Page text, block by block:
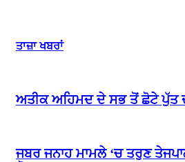
ਤਾਜ਼ਾ ਖਬਰਾਂ
ਅਤੀਕ ਅਹਿਮਦ ਦੇ ਸਭ ਤੋਂ ਛੋਟੇ ਪੁੱਤ
ਜਬਰ ਜਨਾਹ ਮਾਮਲੇ ‘ਚ ਤਰੁਣ